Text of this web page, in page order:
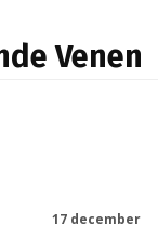
Venen
17 december